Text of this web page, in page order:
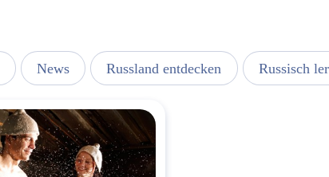
News Russland entdecken Russisch